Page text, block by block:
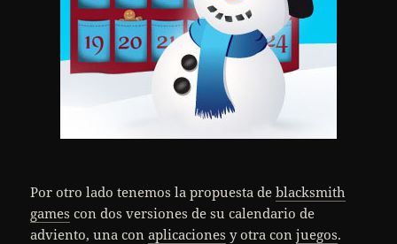
Por otro lado tenemos la propuesta deblacksmith
games con dos versiones de su calendario de
adviento, una conaplicaciones y otra conjuegos.